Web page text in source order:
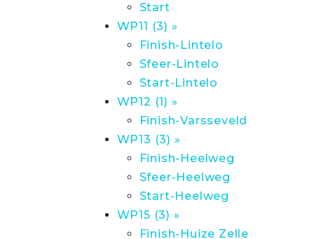
Start
WP11 (3) »
Finish-Lintelo
Sfeer-Lintelo
Start-Lintelo
WP12 (1) »
Finish-Varsseveld
WP13 (3) »
Finish-Heelweg
Sfeer-Heelweg
Start-Heelweg
WP15 (3) »
Finish-Huize Zelle